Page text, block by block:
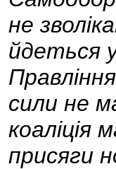
не
йдеться у
сили не
коаліція
присяги